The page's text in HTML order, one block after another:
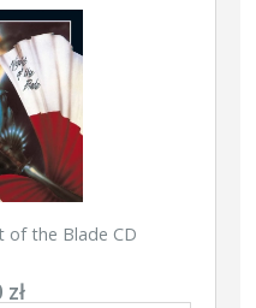
of the Blade CD